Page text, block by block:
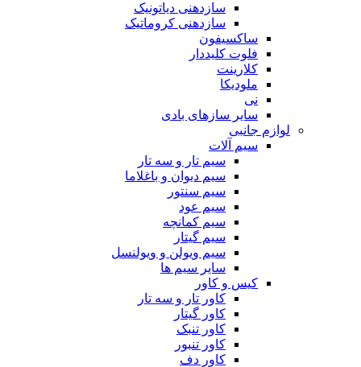
سازدهنی دیاتونیک
سازدهنی کروماتیک
ساکسیفون
فلوت کلیددار
کلارینت
ملودیکا
نی
سایر سازهای بادی
لوازم جانبی
سیم آلات
سیم تار و سه تار
سیم دیوان و باغلاما
سیم سنتور
سیم عود
سیم کمانچه
سیم گیتار
سیم ویولن و ویولنسل
سایر سیم ها
کیس و کاور
کاور تار و سه تار
کاور گیتار
کاور تنبک
کاور تنبور
کاور دف